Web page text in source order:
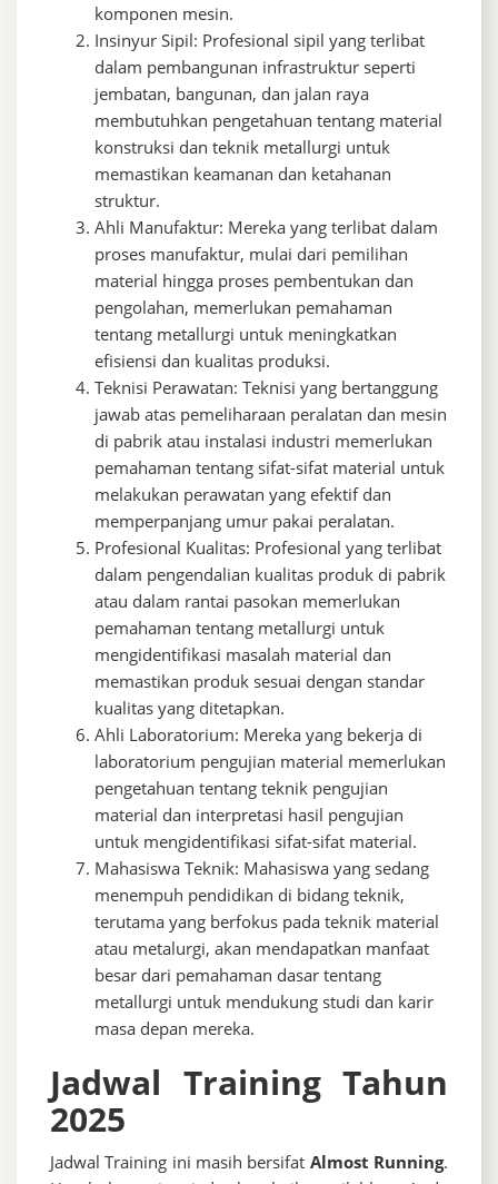
komponen mesin.
Insinyur Sipil: Profesional sipil yang terlibat
dalam pembangunan infrastruktur seperti
jembatan, bangunan, dan jalan raya
membutuhkan pengetahuan tentang material
konstruksi dan teknik metallurgi untuk
memastikan keamanan dan ketahanan
struktur.
Ahli Manufaktur: Mereka yang terlibat dalam
proses manufaktur, mulai dari pemilihan
material hingga proses pembentukan dan
pengolahan, memerlukan pemahaman
tentang metallurgi untuk meningkatkan
efisiensi dan kualitas produksi.
Teknisi Perawatan: Teknisi yang bertanggung
jawab atas pemeliharaan peralatan dan mesin
di pabrik atau instalasi industri memerlukan
pemahaman tentang sifat-sifat material untuk
melakukan perawatan yang efektif dan
memperpanjang umur pakai peralatan.
Profesional Kualitas: Profesional yang terlibat
dalam pengendalian kualitas produk di pabrik
atau dalam rantai pasokan memerlukan
pemahaman tentang metallurgi untuk
mengidentifikasi masalah material dan
memastikan produk sesuai dengan standar
kualitas yang ditetapkan.
Ahli Laboratorium: Mereka yang bekerja di
laboratorium pengujian material memerlukan
pengetahuan tentang teknik pengujian
material dan interpretasi hasil pengujian
untuk mengidentifikasi sifat-sifat material.
Mahasiswa Teknik: Mahasiswa yang sedang
menempuh pendidikan di bidang teknik,
terutama yang berfokus pada teknik material
atau metalurgi, akan mendapatkan manfaat
besar dari pemahaman dasar tentang
metallurgi untuk mendukung studi dan karir
masa depan mereka.
Jadwal Training Tahun
2025
Jadwal Training ini masih bersifat Almost Running.